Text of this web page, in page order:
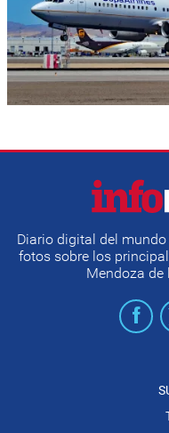
Diario digital del
fotos sobre los
Mendoza de